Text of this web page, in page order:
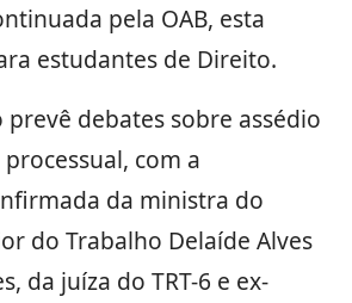
pela OAB, esta
estudantes de Direito.
debates sobre assédio
com a
da ministra do
do Trabalho Delaíde Alves
da juíza do TRT-6 e ex-